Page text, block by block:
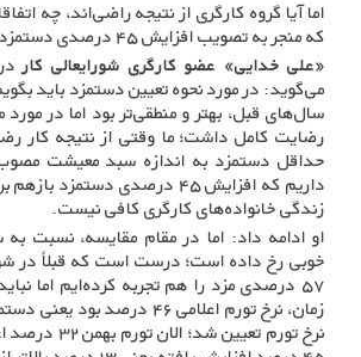
اما آیا گروه کارگری از نتیجه راضی‌اند، چه
که منجر به تصویب افزایش ۴۵ درصدی دستمزد شد؟
«علی خدایی» عضو کارگری شورایعالی کاردر
می‌گوید: در مورد نحوه تعیین دستمزد باید
سال‌های قبل، بهتر و منطقی‌تر بود اما در مورد
رضایت کامل داشت؛ ما وقتی از نتیجه کار
حداقل دستمزد به اندازه سبد معیشت
داریم که افزایش ۴۵ درصدی
زندگی خانواده‌های کارگری کافی نیست.
او ادامه داد: اما در مقام مقایسه، نسبت
خوبی رخ داده است؛ درست است که قبلاً در
۵۷ درصدی مزد را هم تجربه کرده‌ایم اما
نرخ تورم تعیین